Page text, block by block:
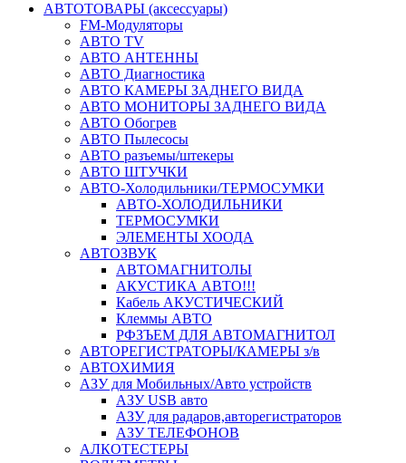
АВТОТОВАРЫ (аксессуары)
FM-Модуляторы
АВТО TV
АВТО АНТЕННЫ
АВТО Диагностика
АВТО КАМЕРЫ ЗАДНЕГО ВИДА
АВТО МОНИТОРЫ ЗАДНЕГО ВИДА
АВТО Обогрев
АВТО Пылесосы
АВТО разъемы/штекеры
АВТО ШТУЧКИ
АВТО-Холодильники/ТЕРМОСУМКИ
АВТО-ХОЛОДИЛЬНИКИ
ТЕРМОСУМКИ
ЭЛЕМЕНТЫ ХООДА
АВТОЗВУК
АВТОМАГНИТОЛЫ
АКУСТИКА АВТО!!!
Кабель АКУСТИЧЕСКИЙ
Клеммы АВТО
РФЗЪЕМ ДЛЯ АВТОМАГНИТОЛ
АВТОРЕГИСТРАТОРЫ/КАМЕРЫ з/в
АВТОХИМИЯ
АЗУ для Мобильных/Авто устройств
АЗУ USB авто
АЗУ для радаров,авторегистраторов
АЗУ ТЕЛЕФОНОВ
АЛКОТЕСТЕРЫ